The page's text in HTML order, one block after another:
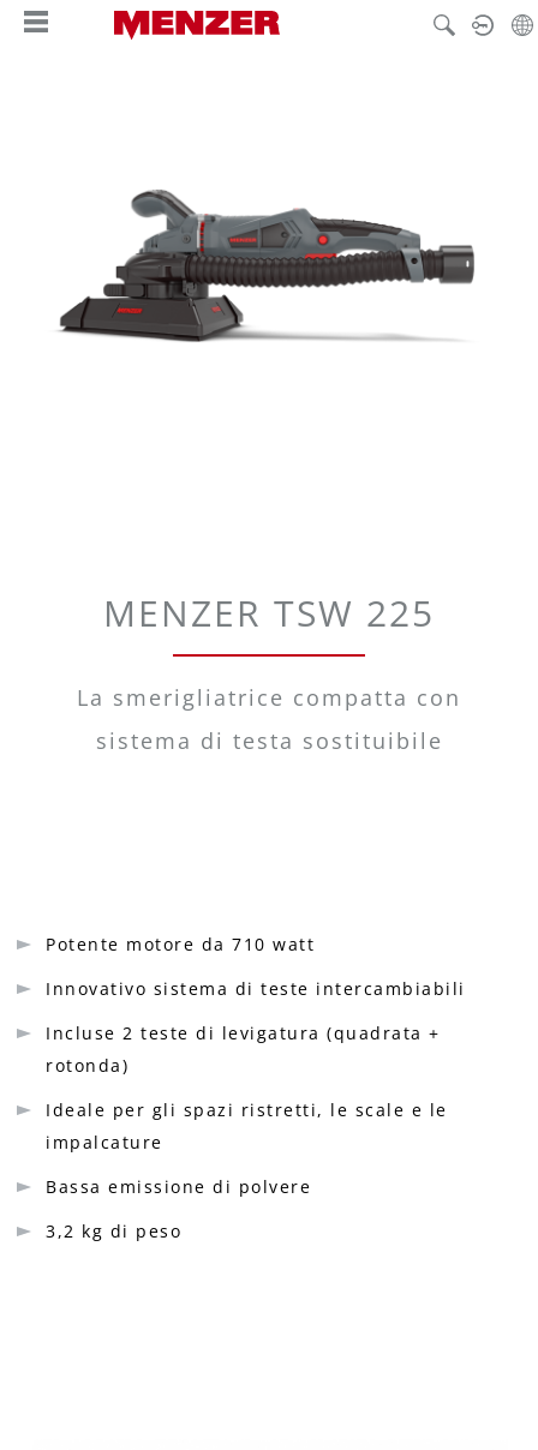
principale
MENZER TSW 225
La smerigliatrice compatta con
sistema di testa sostituibile
Potente motore da 710 watt
Innovativo sistema di teste intercambiabili
Incluse 2 teste di levigatura (quadrata +
rotonda)
Ideale per gli spazi ristretti, le scale e le
impalcature
Bassa emissione di polvere
3,2 kg di peso